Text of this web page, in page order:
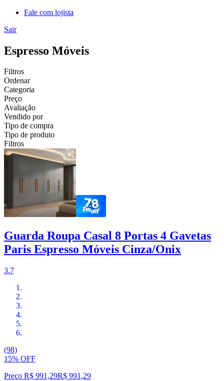
Fale com lojista
Sair
Espresso Móveis
Filtros
Ordenar
Categoria
Preço
Avaliação
Vendido por
Tipo de compra
Tipo de produto
Filtros
Guarda Roupa Casal 8 Portas 4 Gavetas
Paris Espresso Móveis Cinza/Onix
3.7
(98)
15% OFF
Preço R$ 991,29R$ 991 ,29